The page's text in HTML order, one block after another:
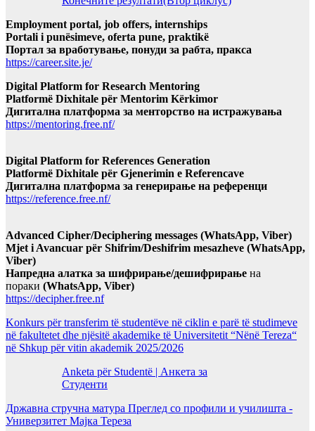
Employment portal, job offers, internships
Portali i punësimeve, oferta pune, praktikë
Портал за вработување, понуди за рабта, пракса
https://career.site.je/
Digital Platform for Research Mentoring
Platformë Dixhitale për Mentorim Kërkimor
Дигитална платформа за менторство на истражувања
https://mentoring.free.nf/
Digital Platform for References Generation
Platformë Dixhitale për Gjenerimin e Referencave
Дигитална платформа за генерирање на референци
https://reference.free.nf/
Advanced Cipher/Deciphering messages (WhatsApp, Viber)
Mjet i Avancuar për Shifrim/Deshifrim mesazheve (WhatsApp,
Viber)
Напредна алатка за шифрирање/дешифрирање на
пораки (WhatsApp, Viber)
https://decipher.free.nf
Konkurs për transferim të studentëve në ciklin e parë të studimeve
në fakultetet dhe njësitë akademike të Universitetit “Nënë Tereza“
në Shkup për vitin akademik 2025/2026
Anketa për Studentë | Анкета за
Студенти
Државна стручна матура Преглед со профили и училишта -
Универзитет Мајка Тереза